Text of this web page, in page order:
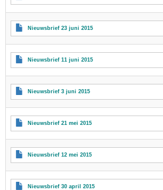
Nieuwsbrief 23 juni 2015
Nieuwsbrief 11 juni 2015
Nieuwsbrief 3 juni 2015
Nieuwsbrief 21 mei 2015
Nieuwsbrief 12 mei 2015
Nieuwsbrief 30 april 2015